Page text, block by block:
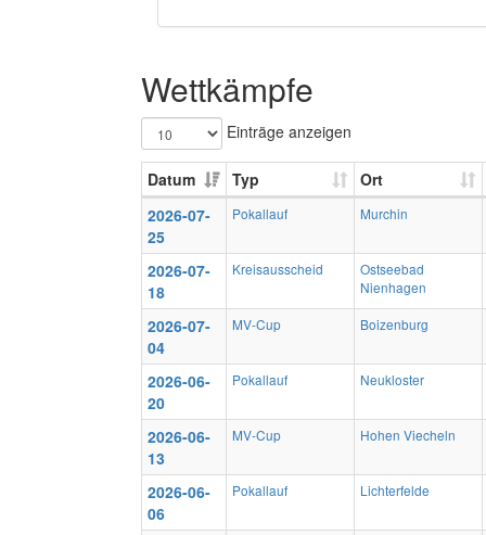
Wettkämpfe
Einträge anzeigen
Datum Typ
Ort
2026-07-
25
Pokallauf Murchin
2026-07-
18
Kreisausscheid
Ostseebad
Nienhagen
2026-07-
04
MV-Cup Boizenburg
2026-06-
20
Pokallauf Neukloster
2026-06-
13
MV-Cup Hohen Viecheln
2026-06-
06
Pokallauf Lichterfelde